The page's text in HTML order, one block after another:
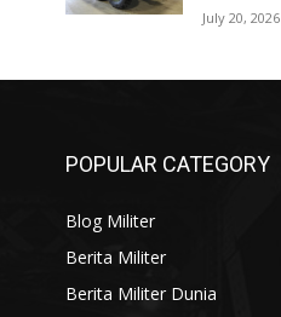
July 20, 2026
POPULAR CATEGORY
Blog Militer
Berita Militer
Berita Militer Dunia